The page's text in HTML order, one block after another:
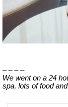
– – – –
We went on a 24
spa, lots of food